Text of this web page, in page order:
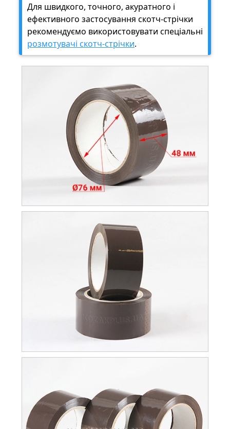
Для швидкого, точного, акуратного і
ефективного застосування скотч-стрічки
рекомендуємо використовувати спеціальні
розмотувачі скотч-стрічки.